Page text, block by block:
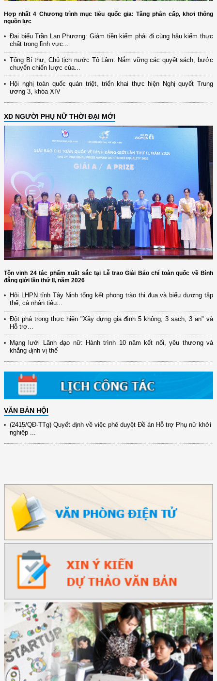
Hợp nhất 4 Chương trình mục tiêu quốc gia: Tăng phân cấp, khơi thông
nguồn lực
Đại biểu Trần Lan Phương: Giảm tiền kiểm phải đi cùng hậu kiểm thực
chất trong lĩnh vực...
Tổng Bí thư, Chủ tịch nước Tô Lâm: Nắm vững các quyết sách, bước
chuyển chiến lược của...
Hội nghị toàn quốc quán triệt, triển khai thực hiện Nghị quyết Trung
ương 3, khóa XIV
XD NGƯỜI PHỤ NỮ THỜI ĐẠI MỚI
Tôn vinh 24 tác phẩm xuất sắc tại Lễ trao Giải Báo chí toàn quốc về Bình
đẳng giới lần thứ II, năm 2026
Hội LHPN tỉnh Tây Ninh tổng kết phong trào thi đua và biểu dương tập
thể, cá nhân tiêu...
Đột phá trong thực hiện "Xây dựng gia đình 5 không, 3 sạch, 3 an" và
Hỗ trợ...
Mạng lưới Lãnh đạo nữ: Hành trình 10 năm kết nối, yêu thương và
khẳng định vị thế
VĂN BẢN HỘI
(12/TB-HĐKH) V/v đăng ký, đề xuất nhiệm vụ Khoa học, công nghệ và
đổi mới ...
(898/KH/ĐCT) Kế hoạch thực hiện Quyết định số 2415/QĐ-TTg ngày
31/10/2025 ...
(417/QĐ-BNNMT) Quyết định phê duyệt Chương trình mục tiêu quốc gia
xây dựng ...
(891/KH-ĐCT) Kế hoạch thực hiện Nghị quyết số 72-NQ/TW ngày
(2415/QĐ-TTg) Quyết định về việc phê duyệt Đề án Hỗ trợ Phụ nữ khởi
nghiệp ...